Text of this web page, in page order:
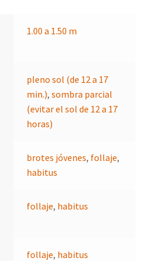
1.00 a 1.50 m
pleno sol (de 12 a 17
min.),sombra parcial
(evitar el sol de 12 a 17
horas)
brotes jóvenes, follaje,
habitus
follaje, habitus
follaje, habitus